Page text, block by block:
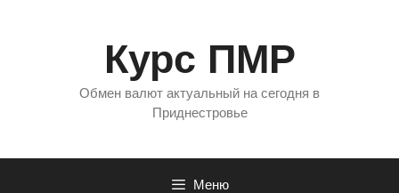
Курс ПМР
Обмен валют актуальный на сегодня в
Приднестровье
Меню